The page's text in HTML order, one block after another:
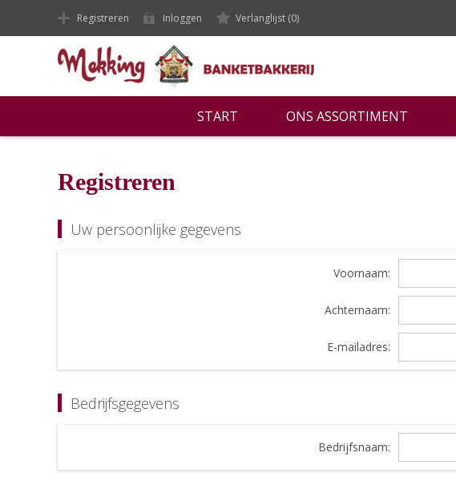
Registreren Inloggen Verlanglijst (0)
START ONS ASSORTIMENT
Registreren
Uw persoonlijke gegevens
Voornaam:
Achternaam:
E-mailadres:
Bedrijfsgegevens
Bedrijfsnaam: